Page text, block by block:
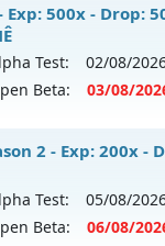
✨✨✨ Lục Địa
máy chủ✨✨✨
500x - Drop:
Test: 02/08/
Beta: 03/08/
CAO
Mở máy chủVÔ
2 - Exp: 200x -
Test: 05/08/
Beta: 06/08/